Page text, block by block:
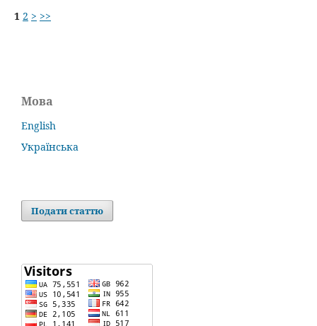
1 2 > >>
Мова
English
Українська
Подати статтю